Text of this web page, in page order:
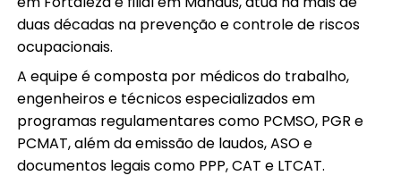
duas décadas na prevenção e controle de riscos
ocupacionais.
A equipe é composta por médicos do trabalho,
engenheiros e técnicos especializados em
programas regulamentares como PCMSO, PGR e
PCMAT, além da emissão de laudos, ASO e
documentos legais como PPP, CAT e LTCAT.